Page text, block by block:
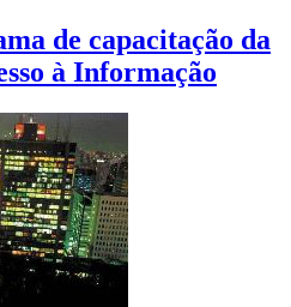
de capacitação da
à Informação